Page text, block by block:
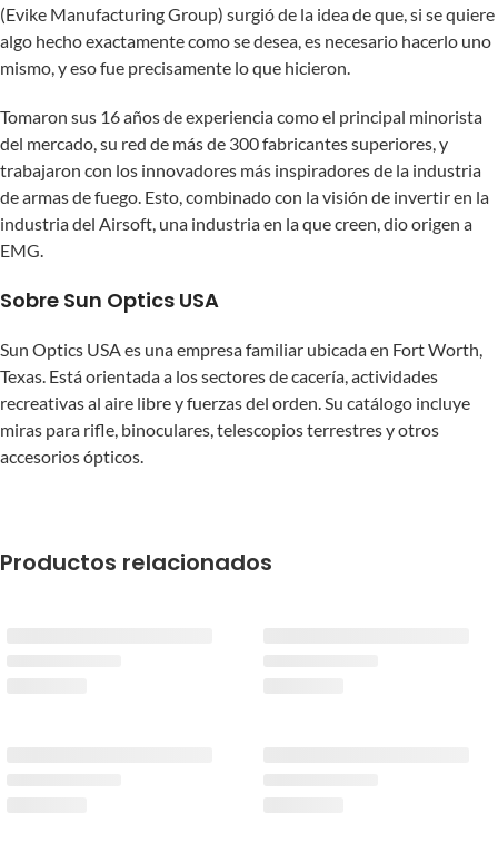
(Evike Manufacturing Group) surgió de la idea de que, si se quiere
algo hecho exactamente como se desea, es necesario hacerlo uno
mismo, y eso fue precisamente lo que hicieron.
Tomaron sus 16 años de experiencia como el principal minorista
del mercado, su red de más de 300 fabricantes superiores, y
trabajaron con los innovadores más inspiradores de la industria
de armas de fuego. Esto, combinado con la visión de invertir en la
industria del Airsoft, una industria en la que creen, dio origen a
EMG.
Sobre Sun Optics USA
Sun Optics USA es una empresa familiar ubicada en Fort Worth,
Texas. Está orientada a los sectores de cacería, actividades
recreativas al aire libre y fuerzas del orden. Su catálogo incluye
miras para rifle, binoculares, telescopios terrestres y otros
accesorios ópticos.
Productos relacionados